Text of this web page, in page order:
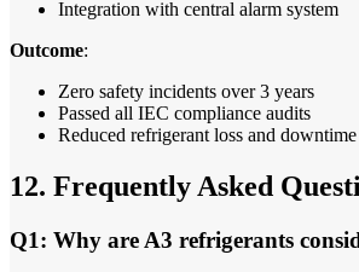
Integration with central alarm system
Outcome:
Zero safety incidents over 3 years
Passed all IEC compliance audits
Reduced refrigerant loss and downtime
12. Frequently Asked
Q1: Why are A3 refrigerants